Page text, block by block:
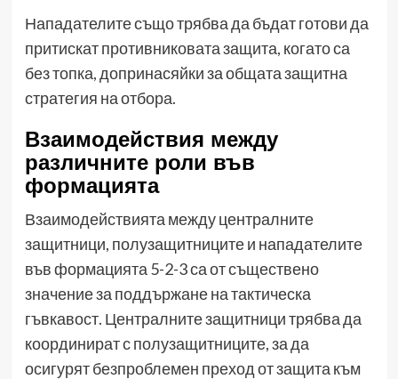
Нападателите също трябва да бъдат готови да
притискат противниковата защита, когато са
без топка, допринасяйки за общата защитна
стратегия на отбора.
Взаимодействия между
различните роли във
формацията
Взаимодействията между централните
защитници, полузащитниците и нападателите
във формацията 5-2-3 са от съществено
значение за поддържане на тактическа
гъвкавост. Централните защитници трябва да
координират с полузащитниците, за да
осигурят безпроблемен преход от защита към